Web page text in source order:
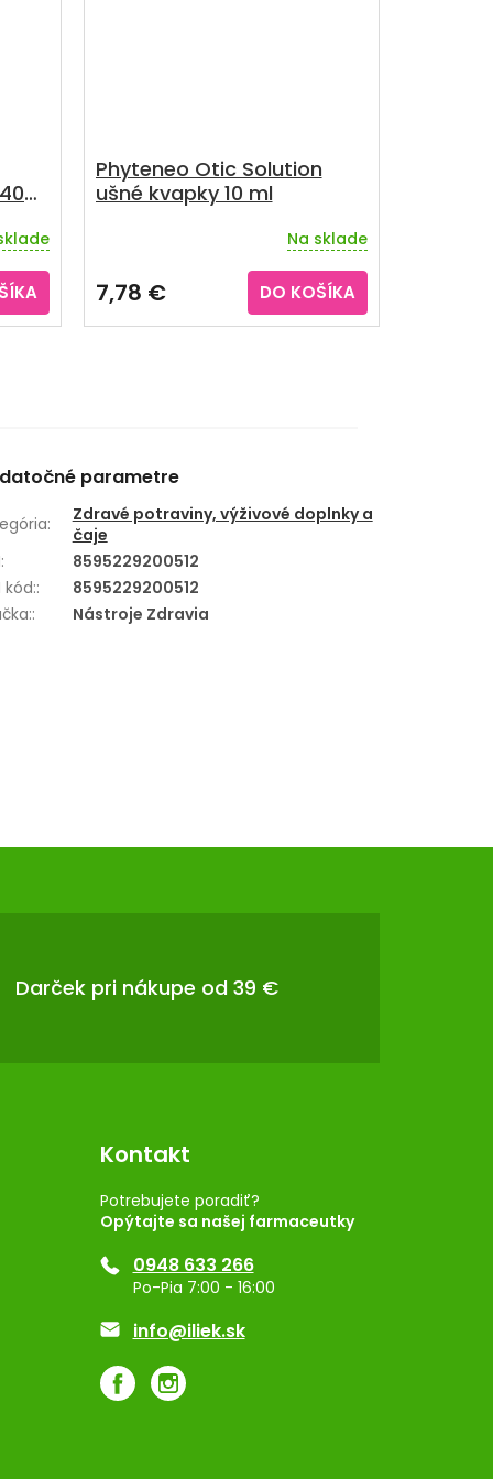
Phyteneo Otic Solution
ušné kvapky 10 ml
produktu
je
5,0
Na sklade
7,78 € DO KOŠÍKA
parametre
:
Zdravé potraviny, výživové doplnky a
čaje
:
8595229200512
kód::
8595229200512
: Nástroje Zdravia
Darček pri nákupe od 39 €
Kontakt
Potrebujete poradiť?
Opýtajte sa našej farmaceutky
0948 633 266
Po-Pia 7:00 - 16:00
info@iliek.sk